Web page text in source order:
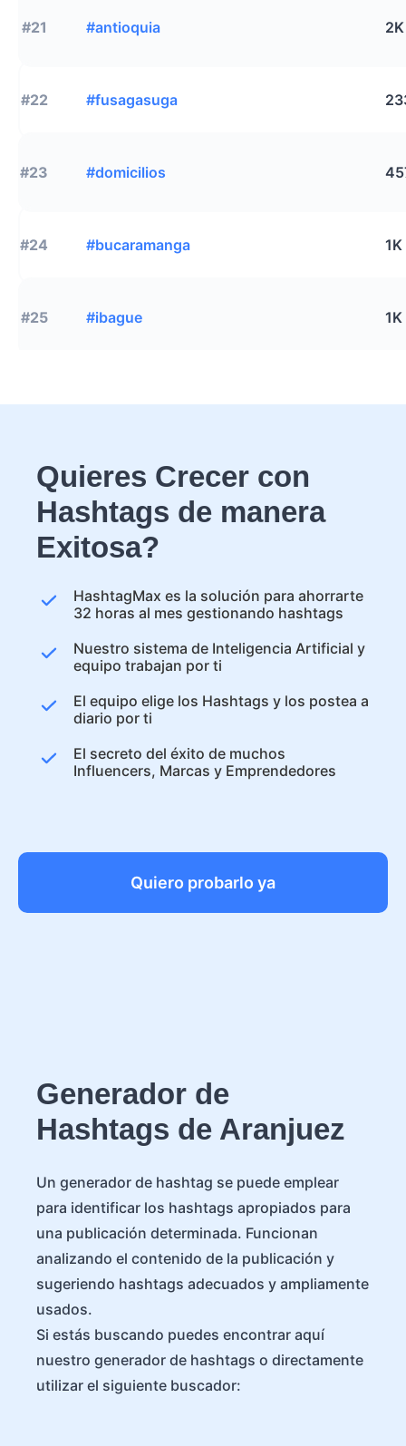
#21 #antioquia 2K
#22 #fusagasuga
#23 #domicilios
#24 #bucaramanga 1K
#25 #ibague 1K
Quieres Crecer con
Hashtags de manera
Exitosa?
HashtagMax es la solución para ahorrarte
32 horas al mes gestionando hashtags
Nuestro sistema de Inteligencia Artificial y
equipo trabajan por ti
El equipo elige los Hashtags y los postea a
diario por ti
El secreto del éxito de muchos
Influencers, Marcas y Emprendedores
Quiero probarlo ya
Generador de
Hashtags de Aranjuez
Un generador de hashtag se puede emplear
para identificar los hashtags apropiados para
una publicación determinada. Funcionan
analizando el contenido de la publicación y
sugeriendo hashtags adecuados y ampliamente
usados.
Si estás buscando puedes encontrar aquí
nuestro generador de hashtags o directamente
utilizar el siguiente buscador: